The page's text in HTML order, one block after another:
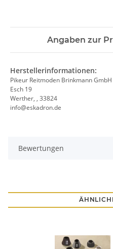
Angaben zur
Herstellerinformationen:
Pikeur Reitmoden Brinkmann GmbH
Esch 19
Werther, , 33824
info@eskadron.de
Bewertungen